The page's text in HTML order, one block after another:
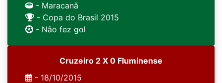
- Maracanã
- Copa do Brasil 2015
- Não fez gol
Cruzeiro 2 X 0 Fluminense
- 18/10/2015